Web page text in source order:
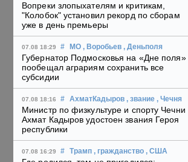
Вопреки злопыхателям и критикам,
"Колобок" установил рекорд по сборам
уже в день премьеры
07.08 18:29 # МО , Воробьев , Деньполя
Губернатор Подмосковья на «Дне поля»
пообещал аграриям сохранить все
субсидии
07.08 18:16 # АхматКадыров , звание , Чечня
Министр по физкультуре и спорту Чечни
Ахмат Кадыров удостоен звания Героя
республики
07.08 16:29 # Трамп , гражданство , США